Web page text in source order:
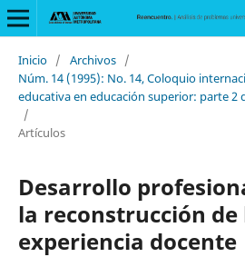
Inicio / Archivos /
Núm. 14 (1995): No. 14, Coloquio
educativa en educación superior: parte 2
/
Artículos
Desarrollo
la reconstrucción de
experiencia docente